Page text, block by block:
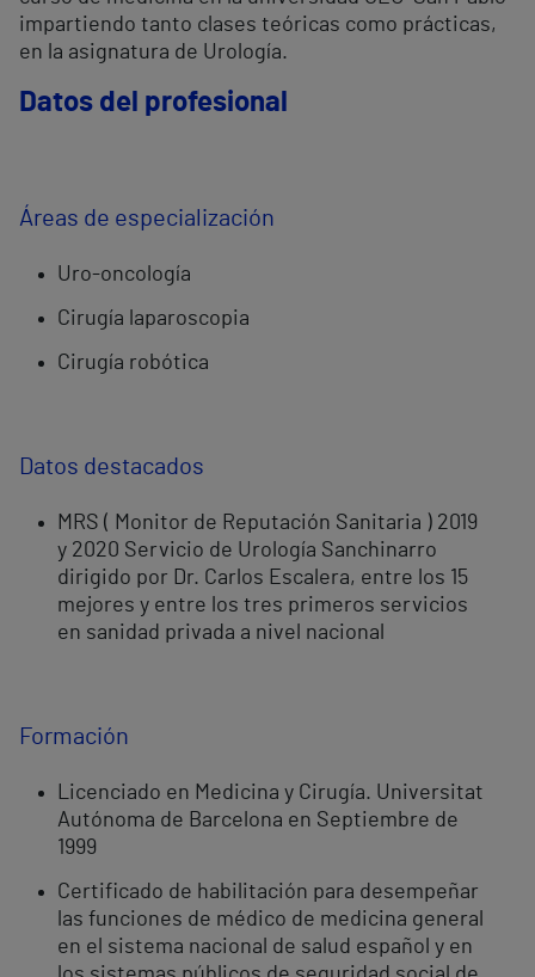
impartiendo tanto clases teóricas como prácticas,
en la asignatura de Urología.
Datos del profesional
Áreas de especialización
Uro-oncología
Cirugía laparoscopia
Cirugía robótica
Datos destacados
MRS ( Monitor de Reputación Sanitaria ) 2019
y 2020 Servicio de Urología Sanchinarro
dirigido por Dr. Carlos Escalera, entre los 15
mejores y entre los tres primeros servicios
en sanidad privada a nivel nacional
Formación
Licenciado en Medicina y Cirugía. Universitat
Autónoma de Barcelona en Septiembre de
1999
Certificado de habilitación para desempeñar
las funciones de médico de medicina general
en el sistema nacional de salud español y en